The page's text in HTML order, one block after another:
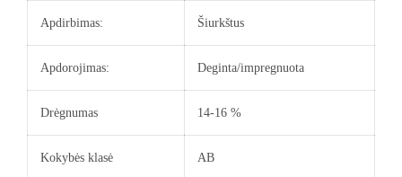
Apdirbimas: Šiurkštus
Apdorojimas: Deginta/impregnuota
Drėgnumas 14-16 %
Kokybės klasė AB